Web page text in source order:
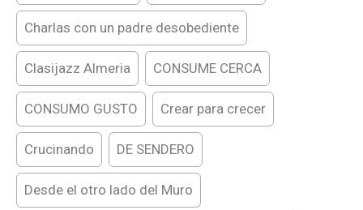
Charlas con un padre desobediente
Clasijazz Almeria CONSUME CERCA
CONSUMO GUSTO Crear para crecer
Crucinando DE SENDERO
Desde el otro lado del Muro